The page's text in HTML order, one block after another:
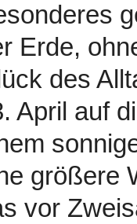
Erde,
des
April auf
größere
vor